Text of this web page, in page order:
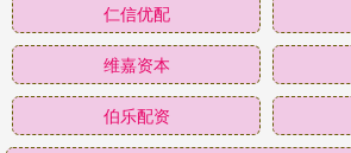
仁信优配
维嘉资本
伯乐配资